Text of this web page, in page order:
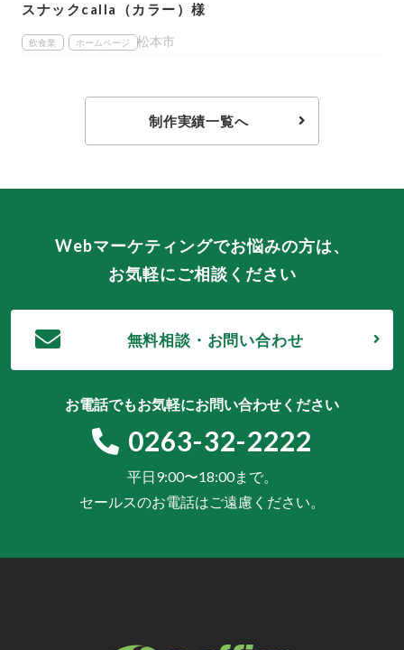
スナックcalla（カラー）様
飲食業 ホームページ 松本市
制作実績一覧へ
Webマーケティングでお悩みの方は、
お気軽にご相談ください
無料相談・お問い合わせ
お電話でもお気軽にお問い合わせください
0263-32-2222
平日9:00〜18:00まで。
セールスのお電話はご遠慮ください。